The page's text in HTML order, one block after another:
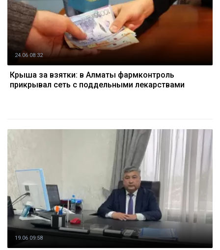
24.06 08:32
Крыша за взятки: в Алматы фармконтроль
прикрывал сеть с поддельными лекарствами
19.06 09:58